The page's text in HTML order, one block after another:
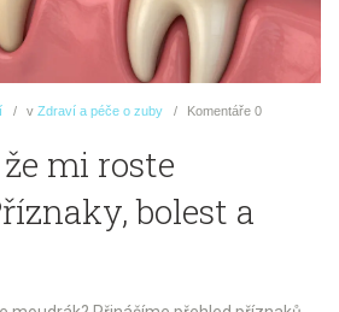
v Zdraví a péče o zuby Komentáře 0
mi roste
bolest a